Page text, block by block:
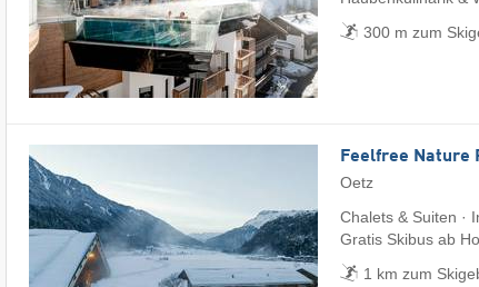
300 m zum
Feelfree Nature
Oetz
Chalets & Suiten ·
Gratis Skibus ab
1 km zum